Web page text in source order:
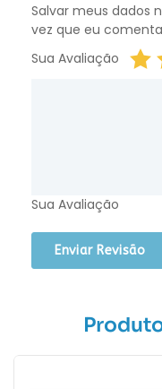
Salvar meus dados
vez que eu
Sua Avaliação
Sua Avaliação